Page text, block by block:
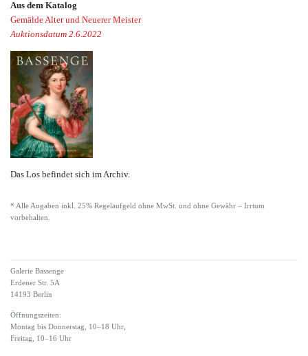
Aus dem Katalog
Gemälde Alter und Neuerer Meister
Auktionsdatum 2.6.2022
Das Los befindet sich im Archiv.
* Alle Angaben inkl. 25% Regelaufgeld ohne MwSt. und ohne Gewähr – Irrtum
vorbehalten.
Galerie Bassenge
Erdener Str. 5A
14193 Berlin
Öffnungszeiten:
Montag bis Donnerstag, 10–18 Uhr,
Freitag, 10–16 Uhr